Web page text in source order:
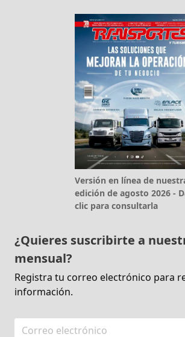
Versión en línea de
edición de agosto 2026 -
clic para consultarla
¿Quieres suscribirte a
mensual?
Registra tu correo electrónico para
información.